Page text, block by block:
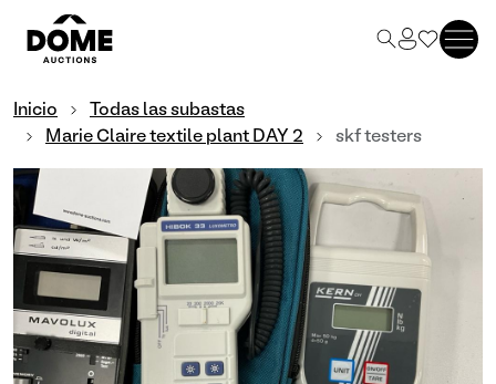
Inicio
Todas las subastas
Marie Claire textile plant DAY 2
skf testers